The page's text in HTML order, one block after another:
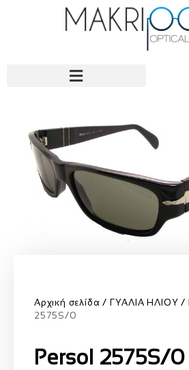
Αρχική σελίδα ΓΥΑΛΙΑ ΗΛΙΟΥ
2575S/0
Persol 2575S/0